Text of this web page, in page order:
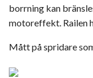
borrning kan
motoreffekt. Railen
Mått på spridare